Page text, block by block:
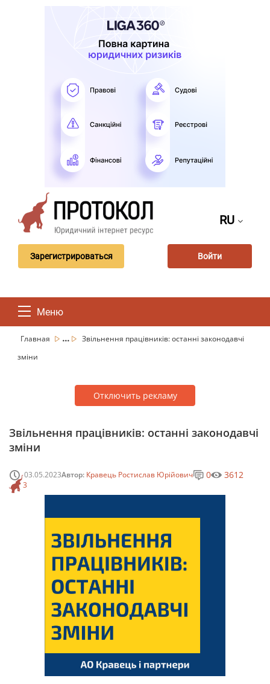
RU
Зарегистрироваться Войти
Меню
Главная ...
Звільнення працівників: останні законодавчі
зміни
Отключить рекламу
Звільнення працівників: останні законодавчі
зміни
03.05.2023Автор: Кравець Ростислав Юрійович
3
0 3612